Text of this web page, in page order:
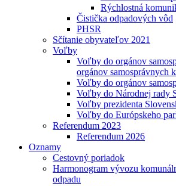
Rýchlostná
Čistička odpadových vôd
PHSR
Sčítanie obyvateľov 2021
Voľby
Voľby do orgánov
orgánov samosprávnych
Voľby do orgánov
Voľby do Národnej rady
Voľby prezidenta
Voľby do Európskeho
Referendum 2023
Referendum 2026
Oznamy
Cestovný poriadok
Harmonogram vývozu
odpadu